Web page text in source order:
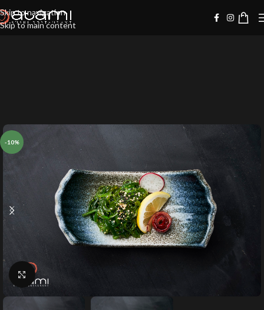
Skip to navigation
Skip to main content
-10%
Klik for at forstørre